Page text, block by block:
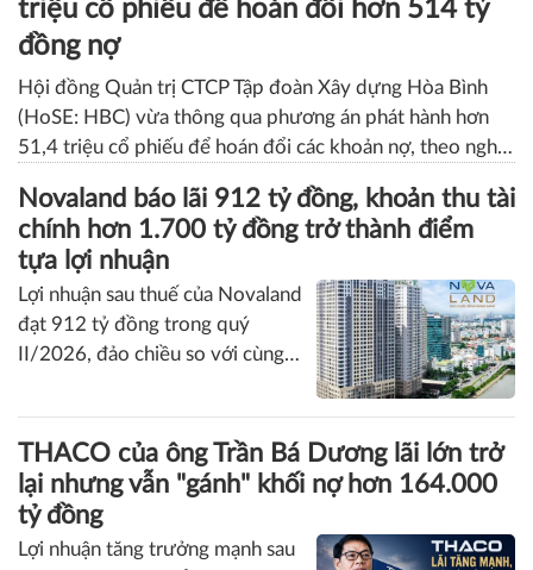
Xây dựng Hòa Bình phát hành hơn 51
triệu cổ phiếu để hoán đổi hơn 514 tỷ
đồng nợ
Hội đồng Quản trị CTCP Tập đoàn Xây dựng Hòa Bình
(HoSE: HBC) vừa thông qua phương án phát hành hơn
51,4 triệu cổ phiếu để hoán đổi các khoản nợ, theo nghị
quyết đã được Đại hội đồng cổ đông thông qua trước
đó.
Novaland báo lãi 912 tỷ đồng, khoản thu tài
chính hơn 1.700 tỷ đồng trở thành điểm
tựa lợi nhuận
Lợi nhuận sau thuế của Novaland
đạt 912 tỷ đồng trong quý
II/2026, đảo chiều so với cùng
kỳ năm trước. Kết quả này được